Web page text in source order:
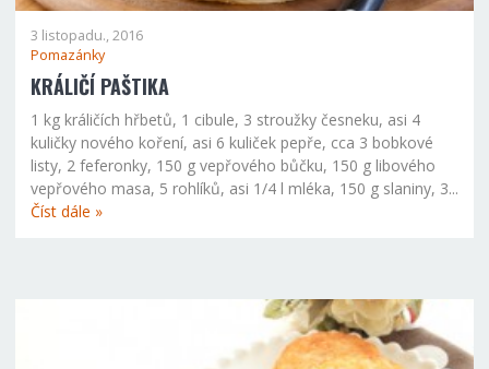
3 listopadu., 2016
Pomazánky
KRÁLIČÍ PAŠTIKA
1 kg králičích hřbetů, 1 cibule, 3 stroužky česneku, asi 4
kuličky nového koření, asi 6 kuliček pepře, cca 3 bobkové
listy, 2 feferonky, 150 g vepřového bůčku, 150 g libového
vepřového masa, 5 rohlíků, asi 1/4 l mléka, 150 g slaniny, 3...
Číst dále »